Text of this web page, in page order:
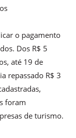
o pagamento
Dos R$ 5
até 19 de
repassado R$ 3
foram
de turismo.